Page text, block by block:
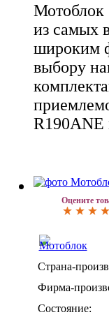
Мотоблок
из самых
широким
выбору
Оцените
Страна-
Фирма-
Состояние: